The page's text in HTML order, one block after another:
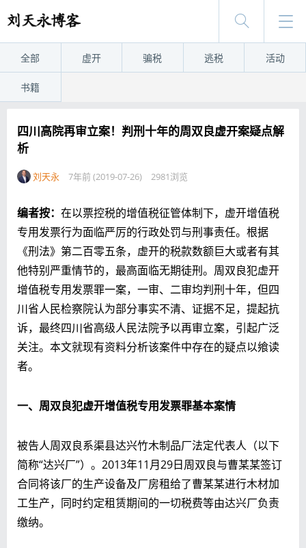
全部 虚开 骗税 逃税 活动
书籍
四川高院再审立案！判刑十年的周双良虚开案疑点解
析
刘天永 7年前 (2019-07-26) 2981浏览
编者按： 在以票控税的增值税征管体制下，虚开增值税
专用发票行为面临严厉的行政处罚与刑事责任。根据
《刑法》第二百零五条，虚开的税款数额巨大或者有其
他特别严重情节的，最高面临无期徒刑。周双良犯虚开
增值税专用发票罪一案，一审、二审均判刑十年，但四
川省人民检察院认为部分事实不清、证据不足，提起抗
诉，最终四川省高级人民法院予以再审立案，引起广泛
关注。本文就现有资料分析该案件中存在的疑点以飨读
者。
一、周双良犯虚开增值税专用发票罪基本案情
被告人周双良系渠县达兴竹木制品厂法定代表人（以下
简称“达兴厂”）。2013年11月29日周双良与曹某某签订
合同将该厂的生产设备及厂房租给了曹某某进行木材加
工生产，同时约定租赁期间的一切税费等由达兴厂负责
缴纳。